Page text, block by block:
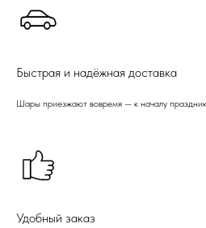
Быстрая и надёжная доставка
Шары приезжают вовремя — к началу
Удобный заказ